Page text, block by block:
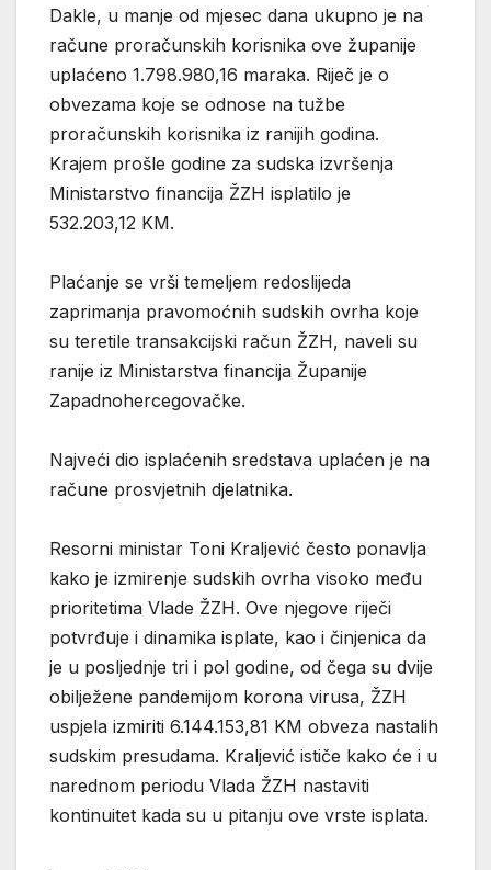
Dakle, u manje od mjesec dana ukupno je na
račune proračunskih korisnika ove županije
uplaćeno 1.798.980,16 maraka. Riječ je o
obvezama koje se odnose na tužbe
proračunskih korisnika iz ranijih godina.
Krajem prošle godine za sudska izvršenja
Ministarstvo financija ŽZH isplatilo je
532.203,12 KM.
Plaćanje se vrši temeljem redoslijeda
zaprimanja pravomoćnih sudskih ovrha koje
su teretile transakcijski račun ŽZH, naveli su
ranije iz Ministarstva financija Županije
Zapadnohercegovačke.
Najveći dio isplaćenih sredstava uplaćen je na
račune prosvjetnih djelatnika.
Resorni ministar Toni Kraljević često ponavlja
kako je izmirenje sudskih ovrha visoko među
prioritetima Vlade ŽZH. Ove njegove riječi
potvrđuje i dinamika isplate, kao i činjenica da
je u posljednje tri i pol godine, od čega su dvije
obilježene pandemijom korona virusa, ŽZH
uspjela izmiriti 6.144.153,81 KM obveza nastalih
sudskim presudama. Kraljević ističe kako će i u
narednom periodu Vlada ŽZH nastaviti
kontinuitet kada su u pitanju ove vrste isplata.